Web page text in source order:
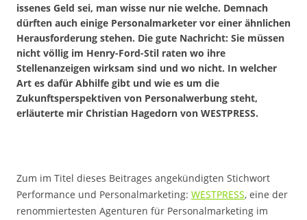
issenes Geld sei, man wisse nur nie welche. Demnach
dürften auch einige Personalmarketer vor einer ähnlichen
Herausforderung stehen. Die gute Nachricht: Sie müssen
nicht völlig im Henry-Ford-Stil raten wo ihre
Stellenanzeigen wirksam sind und wo nicht. In welcher
Art es dafür Abhilfe gibt und wie es um die
Zukunftsperspektiven von Personalwerbung steht,
erläuterte mir Christian Hagedorn von WESTPRESS.
Zum im Titel dieses Beitrages angekündigten Stichwort
Performance und Personalmarketing: WESTPRESS, eine der
renommiertesten Agenturen für Personalmarketing im